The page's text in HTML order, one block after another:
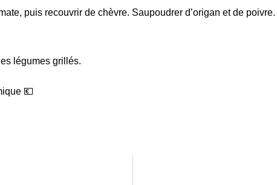
puis recouvrir de chèvre. Saupoudrer d’origan et de poivre.
légumes grillés.
💶